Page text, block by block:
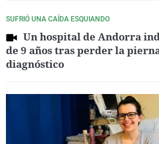
SUFRIÓ UNA CAÍDA ESQUIANDO
Un hospital de Andorra
de 9 años tras perder la
diagnóstico